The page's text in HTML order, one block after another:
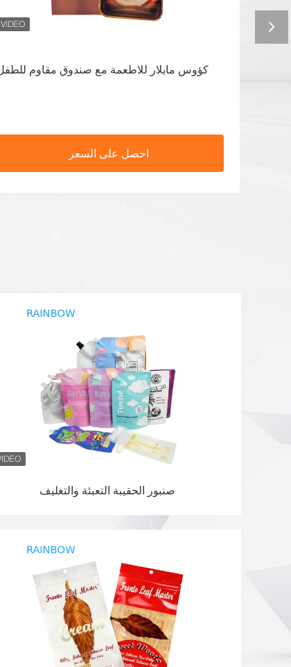
كؤوس مايلار للاطعمة مع صندوق مقاوم
احصل على السعر
صنبور الحقيبة التعبئة والتغليف